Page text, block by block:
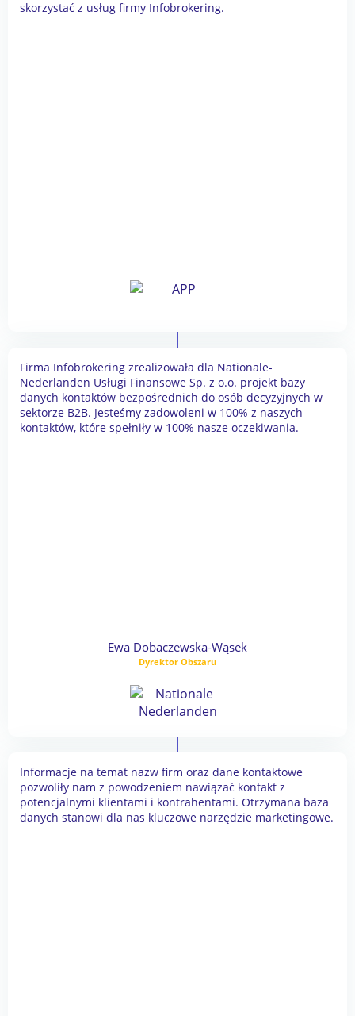
skorzystać z usług firmy Infobrokering.
Firma Infobrokering zrealizowała dla Nationale-
Nederlanden Usługi Finansowe Sp. z o.o. projekt bazy
danych kontaktów bezpośrednich do osób decyzyjnych w
sektorze B2B. Jesteśmy zadowoleni w 100% z naszych
kontaktów, które spełniły w 100% nasze oczekiwania.
Ewa Dobaczewska-Wąsek
Dyrektor Obszaru
Informacje na temat nazw firm oraz dane kontaktowe
pozwoliły nam z powodzeniem nawiązać kontakt z
potencjalnymi klientami i kontrahentami. Otrzymana baza
danych stanowi dla nas kluczowe narzędzie marketingowe.